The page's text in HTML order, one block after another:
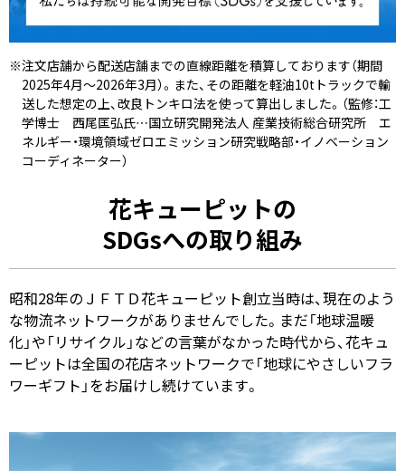
※注文店舗から配送店舗までの直線距離を積算しております（期間
2025年4月～2026年3月）。また、その距離を軽油10tトラックで輸
送した想定の上、改良トンキロ法を使って算出しました。（監修：工
学博士 西尾匡弘氏…国立研究開発法人 産業技術総合研究所 エ
ネルギー・環境領域ゼロエミッション研究戦略部・イノベーション
コーディネーター）
花キューピットの
SDGsへの取り組み
昭和28年のＪＦＴＤ花キューピット創立当時は、現在のよう
な物流ネットワークがありませんでした。まだ「地球温暖
化」や「リサイクル」などの言葉がなかった時代から、花キュ
ーピットは全国の花店ネットワークで「地球にやさしいフラ
ワーギフト」をお届けし続けています。